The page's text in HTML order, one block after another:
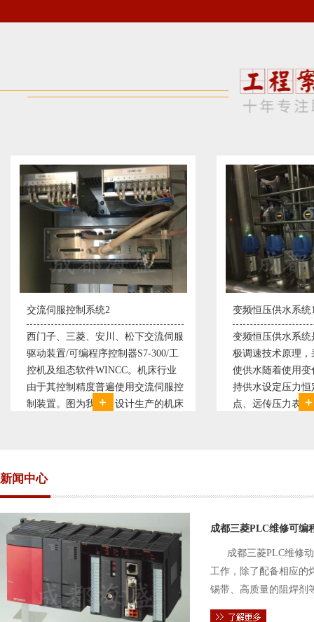
变频恒压供水系统1
变频恒压供水系统是利用交流电机无
极调速技术原理，采用PID闭环控制
使供水随着使用变化而变化，从而维
持供水设定压力恒定。他比传统电接
点、远传压力表供水水压恒定，因此
直流调速控制系统
西门子6RA70直流
590P直流调速装
S7-300，S7-400/
WINCC 冶金行业
普遍使用直流驱
新闻中心
成都三菱PLC维修可编
成都三菱PLC维修
工作，除了配备相应的
锡带、高质量的阻焊剂
件的电路及通信电缆。